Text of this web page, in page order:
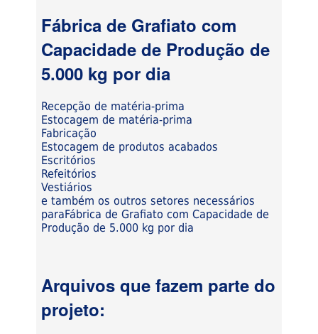
Fábrica de Grafiato com
Capacidade de Produção de
5.000 kg por dia
Recepção de matéria-prima
Estocagem de matéria-prima
Fabricação
Estocagem de produtos acabados
Escritórios
Refeitórios
Vestiários
e também os outros setores necessários
paraFábrica de Grafiato com Capacidade de
Produção de 5.000 kg por dia
Arquivos que fazem parte do
projeto: